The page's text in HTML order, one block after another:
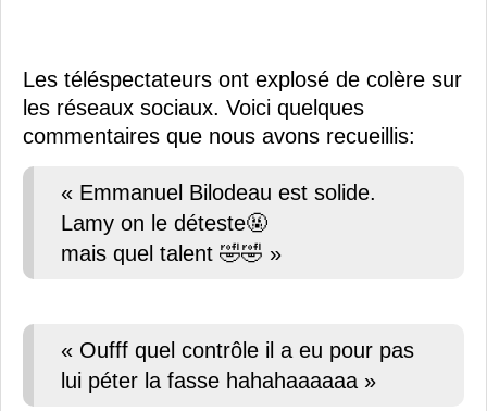
Les téléspectateurs ont explosé de colère sur
les réseaux sociaux. Voici quelques
commentaires que nous avons recueillis:
« Emmanuel Bilodeau est solide.
Lamy on le déteste🤬
mais quel talent 🤣🤣 »
« Oufff quel contrôle il a eu pour pas
lui péter la fasse hahahaaaaaa »